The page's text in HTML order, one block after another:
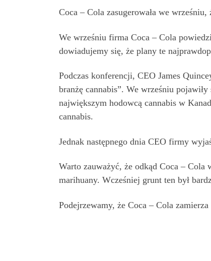
Coca – Cola zasugerowała we
We wrześniu firma Coca – Cola
dowiadujemy się, że plany te
Podczas konferencji, CEO James
branżę cannabis”. We wrześniu
największym hodowcą cannabis w
cannabis.
Jednak następnego dnia CEO firmy
Warto zauważyć, że odkąd Coca – Cola
marihuany. Wcześniej grunt ten był
Podejrzewamy, że Coca – Cola